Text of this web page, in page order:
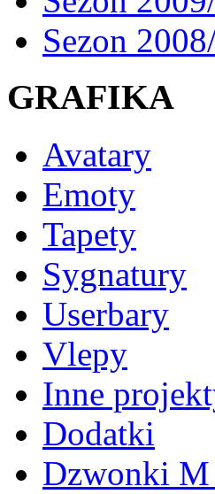
Sezon
GRAFIKA
Avatary
Emoty
Tapety
Sygnatury
Userbary
Vlepy
Inne
Dodatki
Dzwonki M